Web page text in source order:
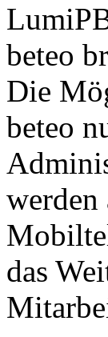
beteo
Die
beteo
werden
das